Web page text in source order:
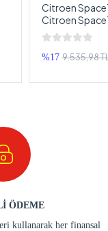
Citroen
Citroen
Oem Android
Citroen
Double Teyp
%17 9.535,98
ÖDEME
kullanarak her finansal